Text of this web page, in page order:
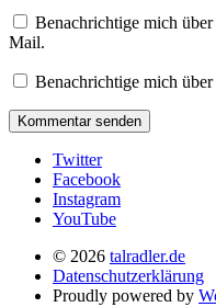
Benachrichtige mich
Mail.
Benachrichtige mich
Twitter
Facebook
Instagram
YouTube
© 2026 talradler.de
Datenschutzerklärung
Proudly powered by